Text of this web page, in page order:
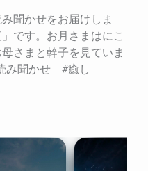
聞かせをお届けしま
です。お月さまはにこ
さまと幹子を見ていま
み聞かせ　#癒し